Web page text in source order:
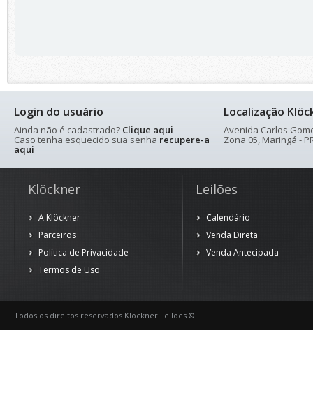
Login do usuário
Ainda não é cadastrado? Clique aqui
Caso tenha esquecido sua senha recupere-a
aqui
Localização
Avenida Carlos
Zona 05, Maringá -
Klöckner
A Klöckner
Parceiros
Política de Privacidade
Termos de Uso
Leilões
Calendário
Venda Direta
Venda Antecipada
Todos os direitos reservados Klöckner Leilões ©